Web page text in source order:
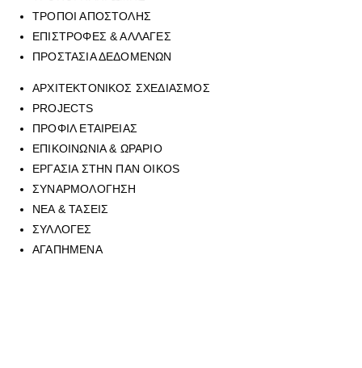
ΤΡΟΠΟΙ ΑΠΟΣΤΟΛΗΣ
ΕΠΙΣΤΡΟΦΕΣ & ΑΛΛΑΓΕΣ
ΠΡΟΣΤΑΣΙΑ ΔΕΔΟΜΕΝΩΝ
ΑΡΧΙΤΕΚΤΟΝΙΚΟΣ ΣΧΕΔΙΑΣΜΟΣ
PROJECTS
ΠΡΟΦΙΛ ΕΤΑΙΡΕΙΑΣ
ΕΠΙΚΟΙΝΩΝΙΑ & ΩΡΑΡΙΟ
ΕΡΓΑΣΙΑ ΣΤΗΝ ΠΑΝ OIKOS
ΣΥΝΑΡΜΟΛΟΓΗΣΗ
ΝΕΑ & ΤΑΣΕΙΣ
ΣΥΛΛΟΓΕΣ
ΑΓΑΠΗΜΕΝΑ